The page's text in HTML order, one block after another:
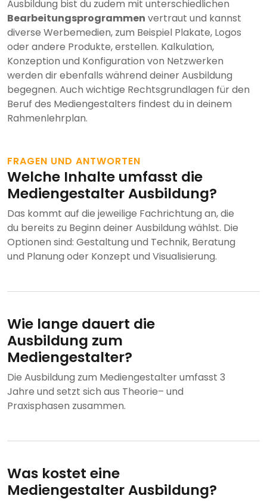
Ausbildung bist du zudem mit unterschiedlichen
Bearbeitungsprogrammen vertraut und kannst
diverse Werbemedien, zum Beispiel Plakate, Logos
oder andere Produkte, erstellen. Kalkulation,
Konzeption und Konfiguration von Netzwerken
werden dir ebenfalls während deiner Ausbildung
begegnen. Auch wichtige Rechtsgrundlagen für den
Beruf des Mediengestalters findest du in deinem
Rahmenlehrplan.
FRAGEN UND ANTWORTEN
Welche Inhalte umfasst die
Mediengestalter Ausbildung?
Das kommt auf die jeweilige Fachrichtung an, die
du bereits zu Beginn deiner Ausbildung wählst. Die
Optionen sind: Gestaltung und Technik, Beratung
und Planung oder Konzept und Visualisierung.
Wie lange dauert die
Ausbildung zum
Mediengestalter?
Die Ausbildung zum Mediengestalter umfasst 3
Jahre und setzt sich aus Theorie– und
Praxisphasen zusammen.
Was kostet eine
Mediengestalter Ausbildung?